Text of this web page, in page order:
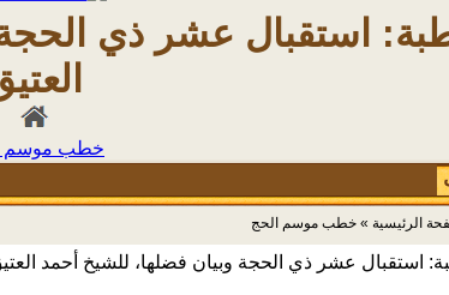
استقبال عشر ذي الحجة
خطب موسم
الرئيسية » خطب موسم الحج
استقبال عشر ذي الحجة وبيان فضلها، للشيخ أحمد